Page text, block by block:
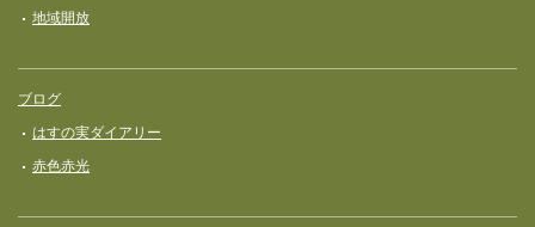
地域開放
ブログ
はすの実ダイアリー
赤色赤光